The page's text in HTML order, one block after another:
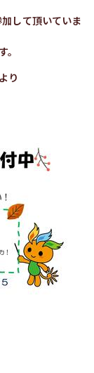
して頂いていま
り